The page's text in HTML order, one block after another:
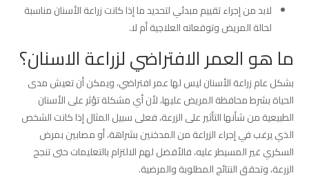
لابد من إجراء تقييم مبدئي لتحديد ما إذا كانت زراعة الأسنان مناسبة
لحالة المريض وتوقعاته العلاجية أم لا.
ما هو العمر الافتراضي لزراعة الاسنان؟
بشكل عام زراعة الأسنان ليس لها عمر افتراضي، ويمكن أن تعيش مدى
الحياة بشرط محافظة المريض عليها، لأن أي مشكلة تؤثر على الأسنان
الطبيعية من شأنها التأثير على الزرعة، فعلى سبيل المثال إذا كانت الشخص
الذي يرغب في إجراء الزراعة من المدخنين بشراهة، أو مصابين بمرض
السكري غير المسيطر عليه، فالأفضل لهم الالتزام بالتعليمات حتى تنجح
الزرعة، وتحقق النتائج المطلوبة والمرضية.